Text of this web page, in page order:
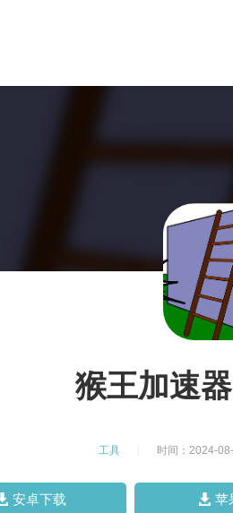
猴王加速
工具 时间：2024-
安卓下载 苹